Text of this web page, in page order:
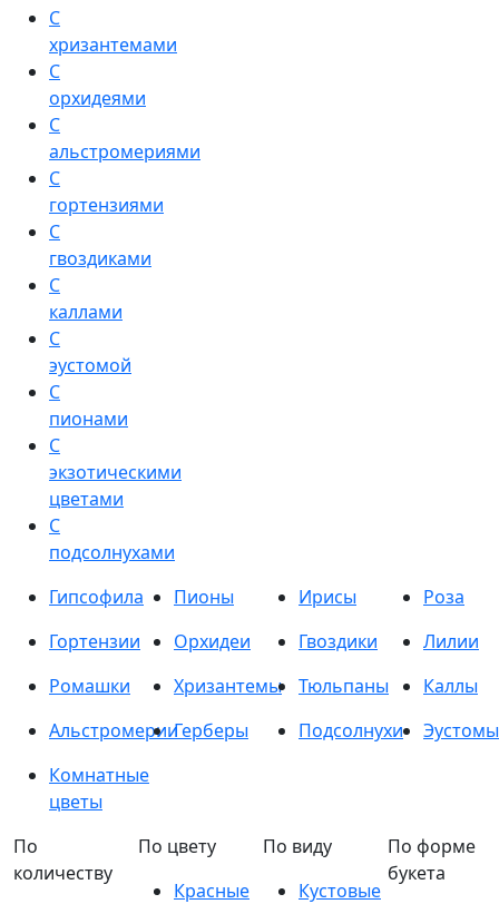
С
хризантемами
С
орхидеями
С
альстромериями
С
гортензиями
С
гвоздиками
С
каллами
С
эустомой
С
пионами
С
экзотическими
цветами
С
подсолнухами
Гипсофила
Пионы Ирисы
Роза
Гортензии
Орхидеи Гвоздики
Лилии
Ромашки
Хризантемы Тюльпаны
Каллы
АльстромерииГерберы Подсолнухи
Эустомы
Комнатные
цветы
По
количеству
По цвету
Красные
По виду
Кустовые
По форме
букета